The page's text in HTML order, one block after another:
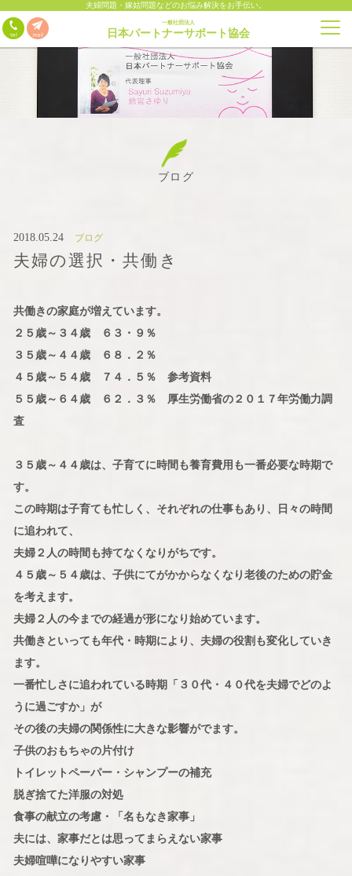
夫婦問題・嫁姑問題などのお悩み解決をお手伝い。
一般社団法人
日本パートナーサポート協会
ブログ
2018.05.24 ブログ
夫婦の選択・共働き
共働きの家庭が増えています。
２５歳～３４歳 ６３・９％
３５歳～４４歳 ６８．２％
４５歳～５４歳 ７４．５％ 参考資料
５５歳～６４歳 ６２．３％ 厚生労働省の２０１７年労働力調
査
３５歳～４４歳は、子育てに時間も養育費用も一番必要な時期で
す。
この時期は子育ても忙しく、それぞれの仕事もあり、日々の時間
に追われて、
夫婦２人の時間も持てなくなりがちです。
４５歳～５４歳は、子供にてがかからなくなり老後のための貯金
を考えます。
夫婦２人の今までの経過が形になり始めています。
共働きといっても年代・時期により、夫婦の役割も変化していき
ます。
一番忙しさに追われている時期「３０代・４０代を夫婦でどのよ
うに過ごすか」が
その後の夫婦の関係性に大きな影響がでます。
子供のおもちゃの片付け
トイレットペーパー・シャンプーの補充
脱ぎ捨てた洋服の対処
食事の献立の考慮・「名もなき家事」
夫には、家事だとは思ってまらえない家事
夫婦喧嘩になりやすい家事